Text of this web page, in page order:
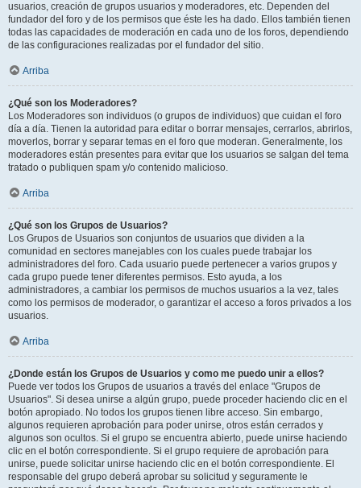
usuarios, creación de grupos usuarios y moderadores, etc. Dependen del
fundador del foro y de los permisos que éste les ha dado. Ellos también tienen
todas las capacidades de moderación en cada uno de los foros, dependiendo
de las configuraciones realizadas por el fundador del sitio.
Arriba
¿Qué son los Moderadores?
Los Moderadores son individuos (o grupos de individuos) que cuidan el foro
día a día. Tienen la autoridad para editar o borrar mensajes, cerrarlos, abrirlos,
moverlos, borrar y separar temas en el foro que moderan. Generalmente, los
moderadores están presentes para evitar que los usuarios se salgan del tema
tratado o publiquen spam y/o contenido malicioso.
Arriba
¿Qué son los Grupos de Usuarios?
Los Grupos de Usuarios son conjuntos de usuarios que dividen a la
comunidad en sectores manejables con los cuales puede trabajar los
administradores del foro. Cada usuario puede pertenecer a varios grupos y
cada grupo puede tener diferentes permisos. Esto ayuda, a los
administradores, a cambiar los permisos de muchos usuarios a la vez, tales
como los permisos de moderador, o garantizar el acceso a foros privados a los
usuarios.
Arriba
¿Donde están los Grupos de Usuarios y como me puedo unir a ellos?
Puede ver todos los Grupos de usuarios a través del enlace "Grupos de
Usuarios". Si desea unirse a algún grupo, puede proceder haciendo clic en el
botón apropiado. No todos los grupos tienen libre acceso. Sin embargo,
algunos requieren aprobación para poder unirse, otros están cerrados y
algunos son ocultos. Si el grupo se encuentra abierto, puede unirse haciendo
clic en el botón correspondiente. Si el grupo requiere de aprobación para
unirse, puede solicitar unirse haciendo clic en el botón correspondiente. El
responsable del grupo deberá aprobar su solicitud y seguramente le